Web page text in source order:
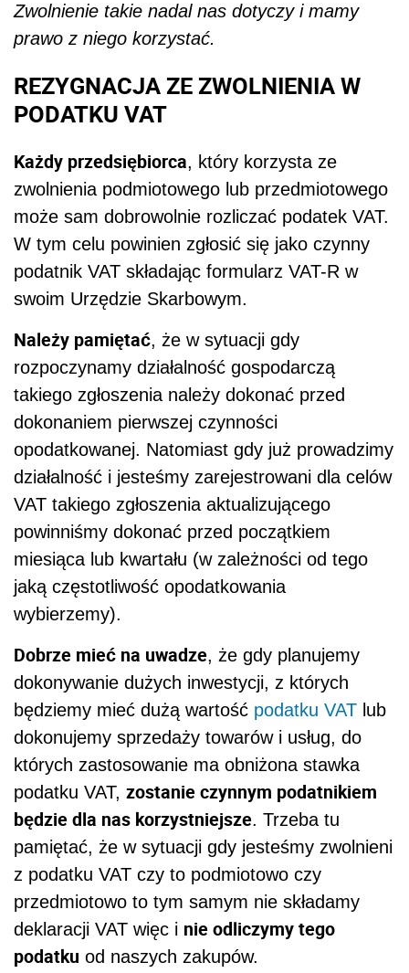
Zwolnienie takie nadal nas dotyczy i mamy
prawo z niego korzystać.
REZYGNACJA ZE ZWOLNIENIA W
PODATKU VAT
Każdy przedsiębiorca, który korzysta ze
zwolnienia podmiotowego lub przedmiotowego
może sam dobrowolnie rozliczać podatek VAT.
W tym celu powinien zgłosić się jako czynny
podatnik VAT składając formularz VAT-R w
swoim Urzędzie Skarbowym.
Należy pamiętać, że w sytuacji gdy
rozpoczynamy działalność gospodarczą
takiego zgłoszenia należy dokonać przed
dokonaniem pierwszej czynności
opodatkowanej. Natomiast gdy już prowadzimy
działalność i jesteśmy zarejestrowani dla celów
VAT takiego zgłoszenia aktualizującego
powinniśmy dokonać przed początkiem
miesiąca lub kwartału (w zależności od tego
jaką częstotliwość opodatkowania
wybierzemy).
Dobrze mieć na uwadze, że gdy planujemy
dokonywanie dużych inwestycji, z których
będziemy mieć dużą wartość podatku VAT lub
dokonujemy sprzedaży towarów i usług, do
których zastosowanie ma obniżona stawka
podatku VAT, zostanie czynnym podatnikiem
będzie dla nas korzystniejsze. Trzeba tu
pamiętać, że w sytuacji gdy jesteśmy zwolnieni
z podatku VAT czy to podmiotowo czy
przedmiotowo to tym samym nie składamy
deklaracji VAT więc i nie odliczymy tego
podatku od naszych zakupów.